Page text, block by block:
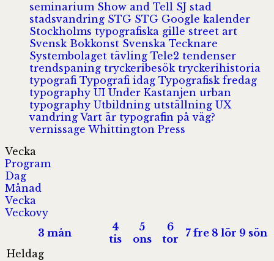
seminarium Show and Tell SJ stad
stadsvandring STG STG Google kalender
Stockholms typografiska gille street art
Svensk Bokkonst Svenska Tecknare
Systembolaget tävling Tele2 tendenser
trendspaning tryckeribesök tryckerihistoria
typografi Typografi idag Typografisk fredag
typography UI Under Kastanjen urban
typography Utbildning utställning UX
vandring Vart är typografin på väg?
vernissage Whittington Press
Vecka
Program
Dag
Månad
Vecka
Veckovy
3 mån
4
tis
5
ons
6
tor 7 fre 8 lör 9 sön
Heldag